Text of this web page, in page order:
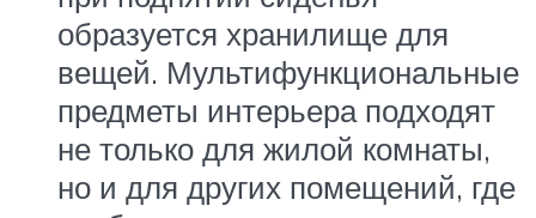
образуется хранилище для
вещей. Мультифункциональные
предметы интерьера подходят
не только для жилой комнаты,
но и для других помещений, где